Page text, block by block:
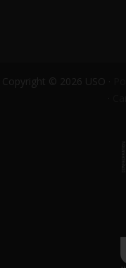
Copyright © 2026 USO ·